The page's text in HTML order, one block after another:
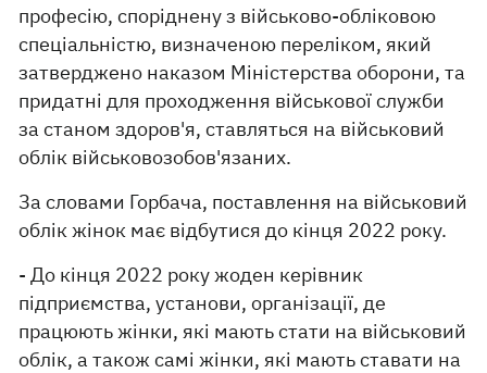
професію, споріднену з військово-обліковою
спеціальністю, визначеною переліком, який
затверджено наказом Міністерства оборони, та
придатні для проходження військової служби
за станом здоров'я, ставляться на військовий
облік військовозобов'язаних.
За словами Горбача, поставлення на військовий
облік жінок має відбутися до кінця 2022 року.
- До кінця 2022 року жоден керівник
підприємства, установи, організації, де
працюють жінки, які мають стати на військовий
облік, а також самі жінки, які мають ставати на